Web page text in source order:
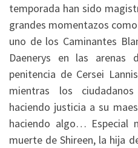
temporada han sido
grandes momentazos
uno de los Caminantes
Daenerys en las arenas
penitencia de Cersei
mientras los
haciendo justicia a su
haciendo algo… Especial
muerte de Shireen, la hija